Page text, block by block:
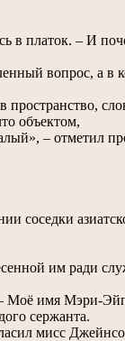
в платок. – И
вопрос, а в
объектом,
– отметил
соседки
им ради
Моё имя Мэри-
сержанта.
мисс